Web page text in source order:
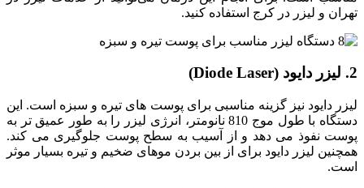
تهران و لیزر در کرج استفاده کنید.
2. لیزر دایود (Diode Laser)
لیزر دایود نیز گزینه مناسبی برای پوست ‌های تیره و سبزه است. این
دستگاه با طول موج 810 نانومتر، انرژی لیزر را به ‌طور عمیق ‌تر به
پوست نفوذ می ‌دهد و از آسیب به سطح پوست جلوگیری می کند.
همچنین لیزر دایود برای از بین بردن موهای ضخیم و تیره بسیار موثر
است.